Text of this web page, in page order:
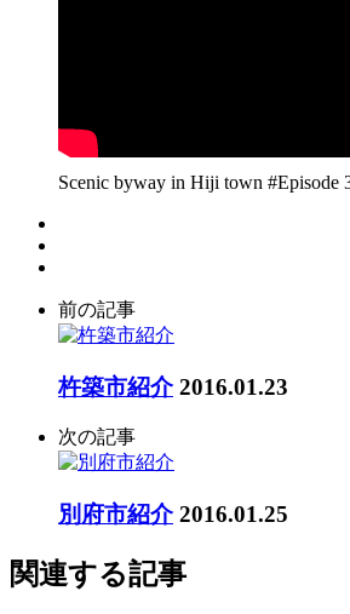
Scenic byway in Hiji town #Episode
前の記事
杵築市紹介 2016.01.23
次の記事
別府市紹介 2016.01.25
関連する記事